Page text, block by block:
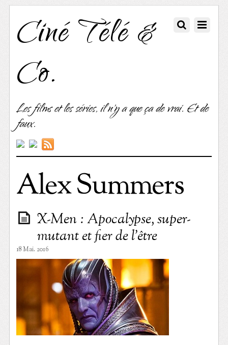
Ciné Télé &
Co.
Les films et les séries, il n'y a que ça de vrai. Et de
faux.
Alex Summers
X-Men : Apocalypse, super-
mutant et fier de l’être
18 Mai. 2016